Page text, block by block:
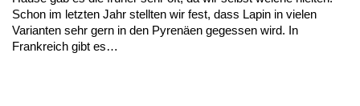
Schon im letzten Jahr stellten wir fest, dass Lapin in vielen
Varianten sehr gern in den Pyrenäen gegessen wird. In
Frankreich gibt es…